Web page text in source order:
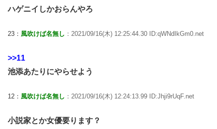
ハゲニイしかおらんやろ
23： 風吹けば名無し ：2021/09/16(木) 12:25:44.30 ID:qWNdIkGm0.net
>>11
池添あたりにやらせよう
12： 風吹けば名無し ：2021/09/16(木) 12:24:13.99 ID:Jhji9rUqF.net
小説家とか女優要ります？